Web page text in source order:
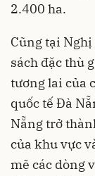
2.400 ha.
Cũng tại
sách đặc thù
tương lai của
quốc tế Đà
Nẵng trở
của khu vực
mẽ các dòng